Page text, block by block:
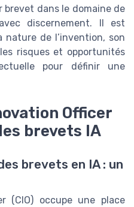
brevet dans le domaine de
discernement. Il est
nature de l’invention, son
risques et opportunités
pour définir une
Officer
brevets IA
brevets en IA : un
(CIO) occupe une place